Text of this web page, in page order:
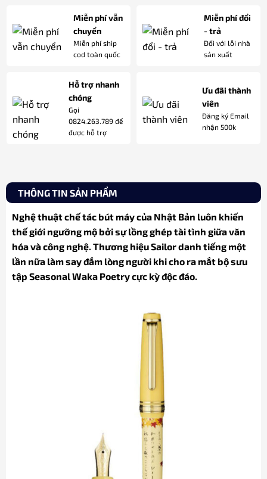
Miễn phí vẫn
chuyển
Miễn phí ship
cod toàn quốc
Miễn phí đổi
- trả
Đối với lỗi nhà
sản xuất
Hỗ trợ nhanh
chóng
Gọi
0824.263.789 để
được hỗ trợ
Ưu đãi thành
viên
Đăng ký Email
nhận 500k
THÔNG TIN SẢN PHẨM
Nghệ thuật chế tác bút máy của Nhật Bản luôn khiến
thế giới ngưỡng mộ bởi sự lồng ghép tài tình giữa văn
hóa và công nghệ. Thương hiệu Sailor danh tiếng một
lần nữa làm say đắm lòng người khi cho ra mắt bộ sưu
tập Seasonal Waka Poetry cực kỳ độc đáo.